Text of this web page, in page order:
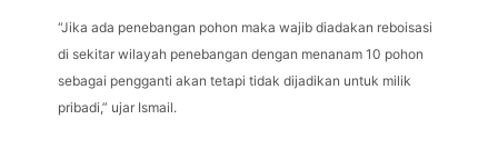
“Jika ada penebangan pohon maka wajib diadakan reboisasi
di sekitar wilayah penebangan dengan menanam 10 pohon
sebagai pengganti akan tetapi tidak dijadikan untuk milik
pribadi,” ujar Ismail.